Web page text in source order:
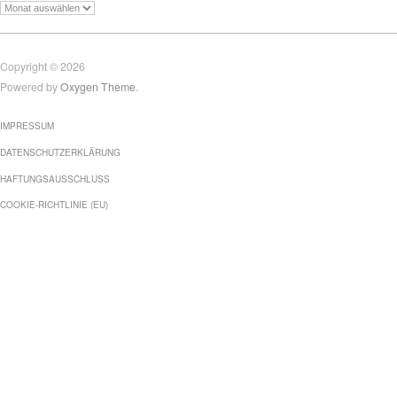
Copyright © 2026
Powered byOxygen Theme.
IMPRESSUM
DATENSCHUTZERKLÄRUNG
HAFTUNGSAUSSCHLUSS
COOKIE-RICHTLINIE (EU)